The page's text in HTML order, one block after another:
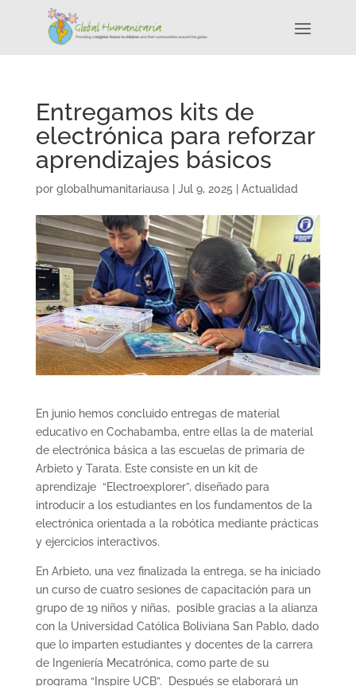
Entregamos kits de
electrónica para reforzar
aprendizajes básicos
por globalhumanitariausa Jul 9, 2025 Actualidad
En junio hemos concluido entregas de material
educativo en Cochabamba, entre ellas la de material
de electrónica básica a las escuelas de primaria de
Arbieto y Tarata. Este consiste en un kit de
aprendizaje “Electroexplorer”, diseñado para
introducir a los estudiantes en los fundamentos de la
electrónica orientada a la robótica mediante prácticas
y ejercicios interactivos.
En Arbieto, una vez finalizada la entrega, se ha iniciado
un curso de cuatro sesiones de capacitación para un
grupo de 19 niños y niñas, posible gracias a la alianza
con la Universidad Católica Boliviana San Pablo, dado
que lo imparten estudiantes y docentes de la carrera
de Ingeniería Mecatrónica, como parte de su
programa “Inspire UCB”. Después se elaborará un